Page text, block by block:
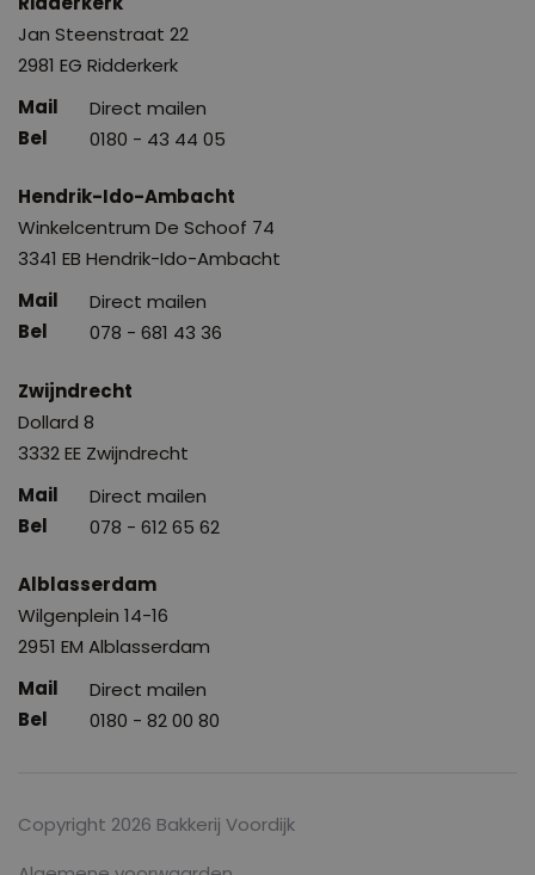
Jan Steenstraat 22
2981 EG Ridderkerk
Direct mailen
0180 - 43 44 05
Hendrik-Ido-Ambacht
Winkelcentrum De Schoof 74
3341 EB Hendrik-Ido-Ambacht
Direct mailen
078 - 681 43 36
Zwijndrecht
Dollard 8
3332 EE Zwijndrecht
Direct mailen
078 - 612 65 62
Alblasserdam
Wilgenplein 14-16
2951 EM Alblasserdam
Direct mailen
0180 - 82 00 80
Copyright 2026 Bakkerij Voordijk